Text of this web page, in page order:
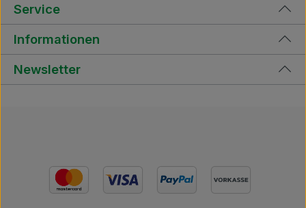
Service
Informationen
Newsletter